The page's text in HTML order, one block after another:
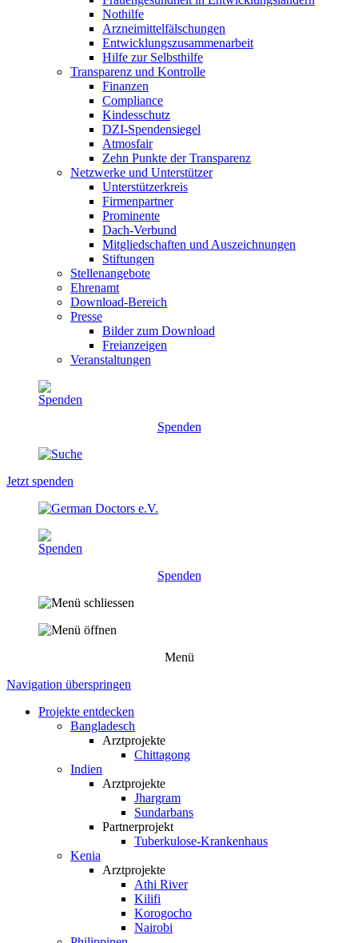
Nothilfe
Arzneimittel­fälschungen
Entwicklungs­zusammenarbeit
Hilfe zur Selbsthilfe
Transparenz und Kontrolle
Finanzen
Compliance
Kindesschutz
DZI-Spendensiegel
Atmosfair
Zehn Punkte der Transparenz
Netzwerke und Unterstützer
Unterstützerkreis
Firmenpartner
Prominente
Dach-Verbund
Mitgliedschaften und Auszeichnungen
Stiftungen
Stellenangebote
Ehrenamt
Download-Bereich
Presse
Bilder zum Download
Freianzeigen
Veranstaltungen
Spenden
Jetzt spenden
Spenden
Menü
Navigation überspringen
Projekte entdecken
Bangladesch
Arztprojekte
Chittagong
Indien
Arztprojekte
Jhargram
Sundarbans
Partnerprojekt
Tuberkulose-Krankenhaus
Kenia
Arztprojekte
Athi River
Kilifi
Korogocho
Nairobi